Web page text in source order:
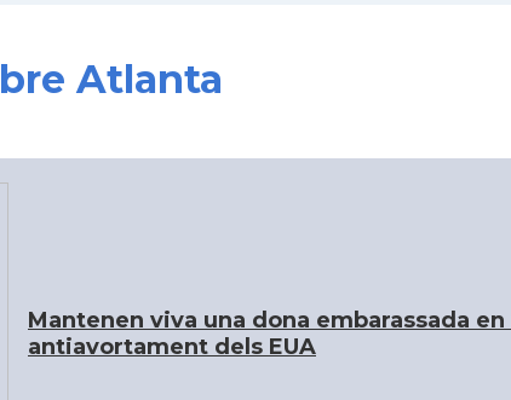
Atlanta
Mantenen viva una dona embarassada
antiavortament dels EUA